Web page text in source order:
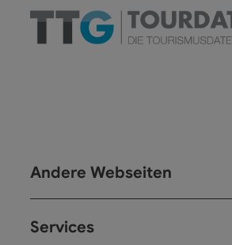
Andere Webseiten
Services